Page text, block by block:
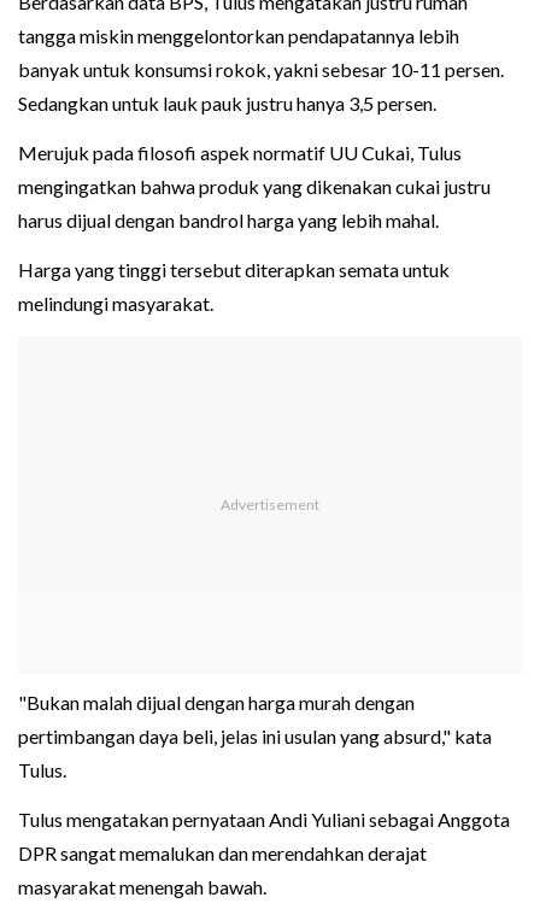
tangga miskin menggelontorkan pendapatannya lebih
banyak untuk konsumsi rokok, yakni sebesar 10-11 persen.
Sedangkan untuk lauk pauk justru hanya 3,5 persen.
Merujuk pada filosofi aspek normatif UU Cukai, Tulus
mengingatkan bahwa produk yang dikenakan cukai justru
harus dijual dengan bandrol harga yang lebih mahal.
Harga yang tinggi tersebut diterapkan semata untuk
melindungi masyarakat.
"Bukan malah dijual dengan harga murah dengan
pertimbangan daya beli, jelas ini usulan yang absurd," kata
Tulus.
Tulus mengatakan pernyataan Andi Yuliani sebagai Anggota
DPR sangat memalukan dan merendahkan derajat
masyarakat menengah bawah.